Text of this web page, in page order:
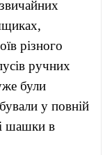
різного
ручних
були
у повній
шашки в